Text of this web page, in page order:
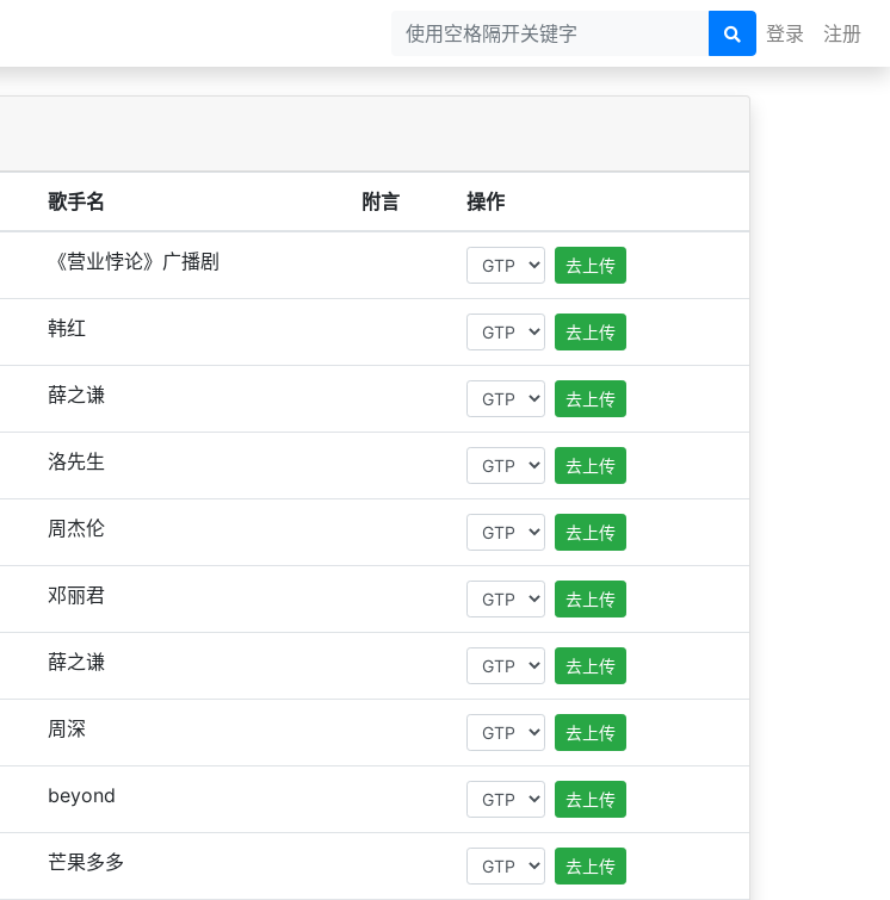
登录 注册
歌手名 附言 操作
《营业悖论》广播剧 去上传
韩红 去上传
薛之谦 去上传
洛先生 去上传
周杰伦 去上传
邓丽君 去上传
薛之谦 去上传
周深 去上传
beyond 去上传
芒果多多 去上传